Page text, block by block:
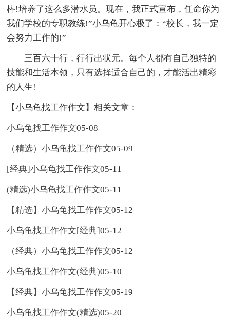
棒!培养了这么多潜水员。现在，我正式宣布，任命你为
我们学校的专职教练!”小乌龟开心极了：“校长，我一定
会努力工作的!”
三百六十行，行行出状元。每个人都有自己独特的
技能和生活本领，只有选择适合自己的，才能活出精彩
的人生!
【小乌龟找工作作文】相关文章：
小乌龟找工作作文05-08
（精选）小乌龟找工作作文05-09
[经典]小乌龟找工作作文05-11
(精选)小乌龟找工作作文05-11
【精选】小乌龟找工作作文05-12
小乌龟找工作作文[经典]05-12
（经典）小乌龟找工作作文05-12
小乌龟找工作作文(经典)05-10
【经典】小乌龟找工作作文05-19
小乌龟找工作作文(精选)05-20